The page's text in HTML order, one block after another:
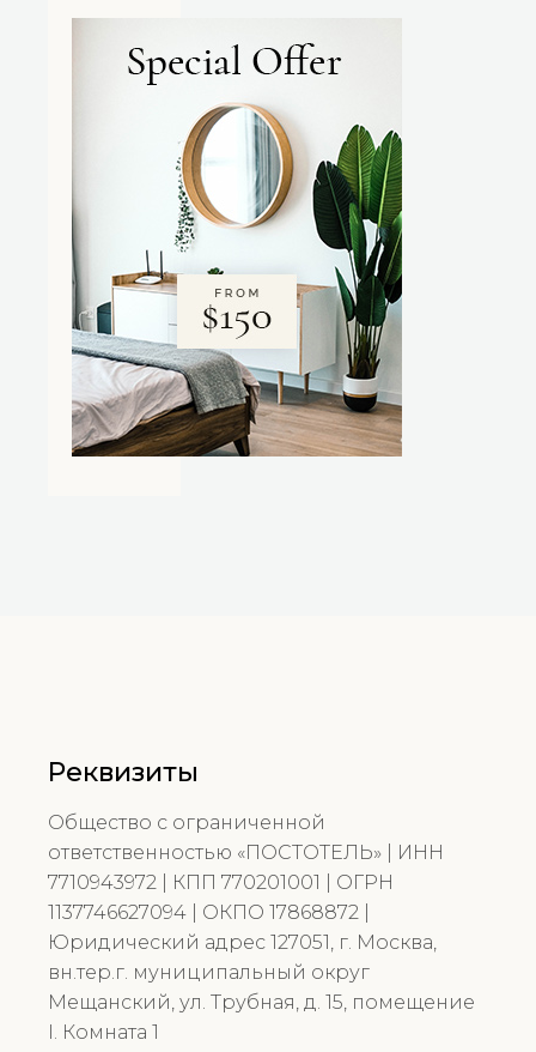
Реквизиты
Общество с ограниченной
ответственностью «ПОСТОТЕЛЬ» | ИНН
7710943972 | КПП 770201001 | ОГРН
1137746627094 | ОКПО 17868872 |
Юридический адрес 127051, г. Москва,
вн.тер.г. муниципальный округ
Мещанский, ул. Трубная, д. 15, помещение
I. Комната 1